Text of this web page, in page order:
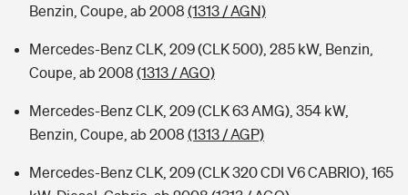
Benzin, Coupe, ab 2008 (1313 / AGN)
Mercedes-Benz CLK, 209 (CLK 500), 285 kW, Benzin,
Coupe, ab 2008 (1313 / AGO)
Mercedes-Benz CLK, 209 (CLK 63 AMG), 354 kW,
Benzin, Coupe, ab 2008 (1313 / AGP)
Mercedes-Benz CLK, 209 (CLK 320 CDI V6 CABRIO), 165